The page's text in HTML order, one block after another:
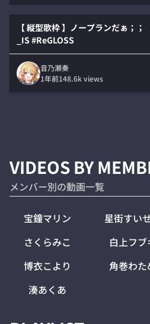
【 縦型歌枠 】ノープランだぁ；
_IS #ReGLOSS
音乃瀬奏
1年前148.6kviews
VIDEOS BY
メンバー別の動画一覧
宝鐘マリン 星街すい
さくらみこ
白上フブ
博衣こより
角巻わた
湊あくあ